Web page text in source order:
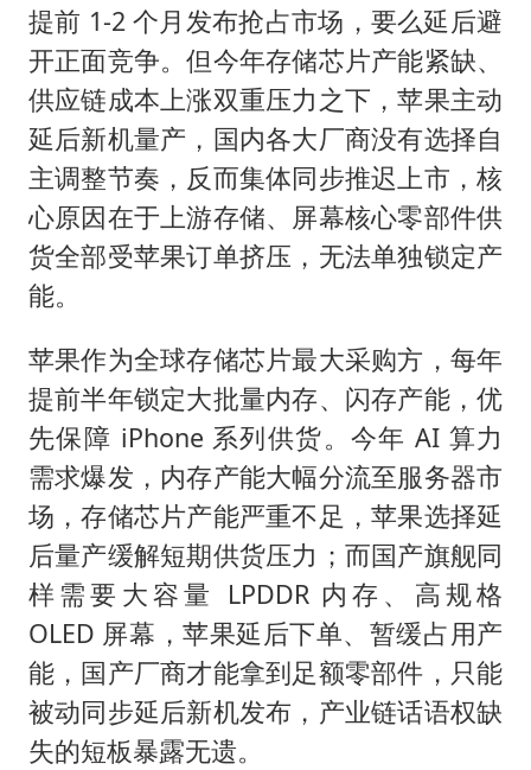
提前 1-2 个月发布抢占市场，要么延后避
开正面竞争。但今年存储芯片产能紧缺、
供应链成本上涨双重压力之下，苹果主动
延后新机量产，国内各大厂商没有选择自
主调整节奏，反而集体同步推迟上市，核
心原因在于上游存储、屏幕核心零部件供
货全部受苹果订单挤压，无法单独锁定产
能。
苹果作为全球存储芯片最大采购方，每年
提前半年锁定大批量内存、闪存产能，优
先保障 iPhone 系列供货。今年 AI 算力
需求爆发，内存产能大幅分流至服务器市
场，存储芯片产能严重不足，苹果选择延
后量产缓解短期供货压力；而国产旗舰同
样需要大容量 LPDDR 内存、高规格
OLED 屏幕，苹果延后下单、暂缓占用产
能，国产厂商才能拿到足额零部件，只能
被动同步延后新机发布，产业链话语权缺
失的短板暴露无遗。